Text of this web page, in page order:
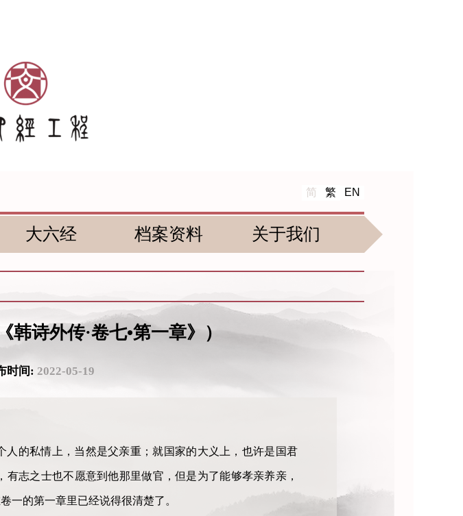
简 繁 EN
大六经 档案资料 关于我们
诗外传·卷七•第一章》）
间: 2022-05-19
的私情上，当然是父亲重；就国家的大义上，也许是国君
志之士也不愿意到他那里做官，但是为了能够孝亲养亲，
一的第一章里已经说得很清楚了。